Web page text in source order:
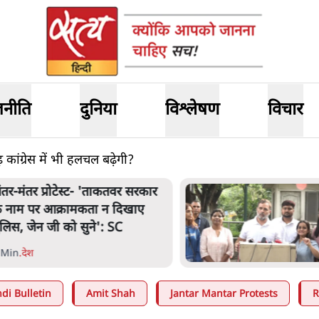
दुनिया विश्लेषण विचार
कांग्रेस में भी हलचल बढ़ेगी?
मंतर प्रोटेस्ट- 'ताकतवर सरकार
पर आक्रामकता न दिखाए
जेन जी को सुने': SC
.देश
Bulletin Amit Shah Jantar Mantar Protests